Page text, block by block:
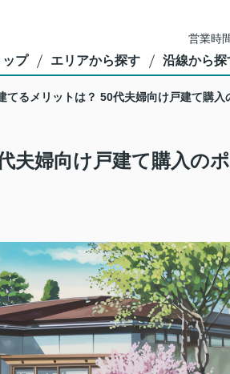
営業時
ップ エリアから探す 沿線から探
てるメリットは？ 50代夫婦向け戸建て購入
夫婦向け戸建て購入のポ